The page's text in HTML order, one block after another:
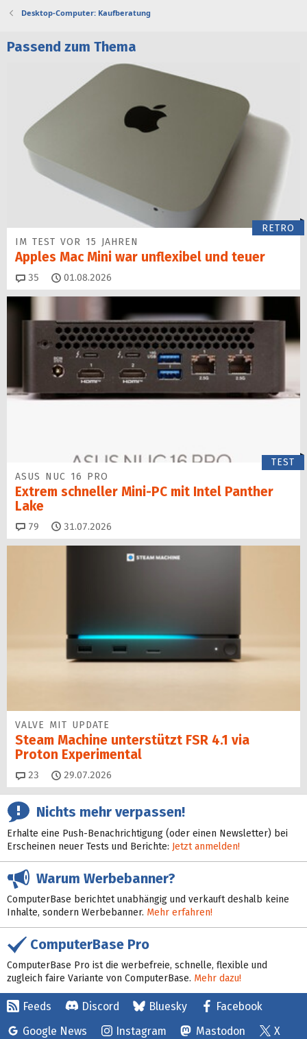
Desktop-Computer: Kaufberatung
Passend zum Thema
RETRO
IM TEST VOR 15 JAHREN
Apples Mac Mini war unflexibel und teuer
35 Kommentare
01.08.2026
TEST
ASUS NUC 16 PRO
Extrem schneller Mini-PC mit Intel Panther
Lake
79 Kommentare
31.07.2026
VALVE MIT UPDATE
Steam Machine unterstützt FSR 4.1 via
Proton Experimental
23 Kommentare
29.07.2026
Nichts mehr verpassen!
Erhalte eine Push-Benachrichtigung (oder einen Newsletter) bei
Erscheinen neuer Tests und Berichte: Jetzt anmelden!
Warum Werbebanner?
ComputerBase berichtet unabhängig und verkauft deshalb keine
Inhalte, sondern Werbebanner. Mehr erfahren!
ComputerBase Pro
ComputerBase Pro ist die werbefreie, schnelle, flexible und
zugleich faire Variante von ComputerBase. Mehr dazu!
Feeds Discord Bluesky
Facebook
Google News
Instagram Mastodon X